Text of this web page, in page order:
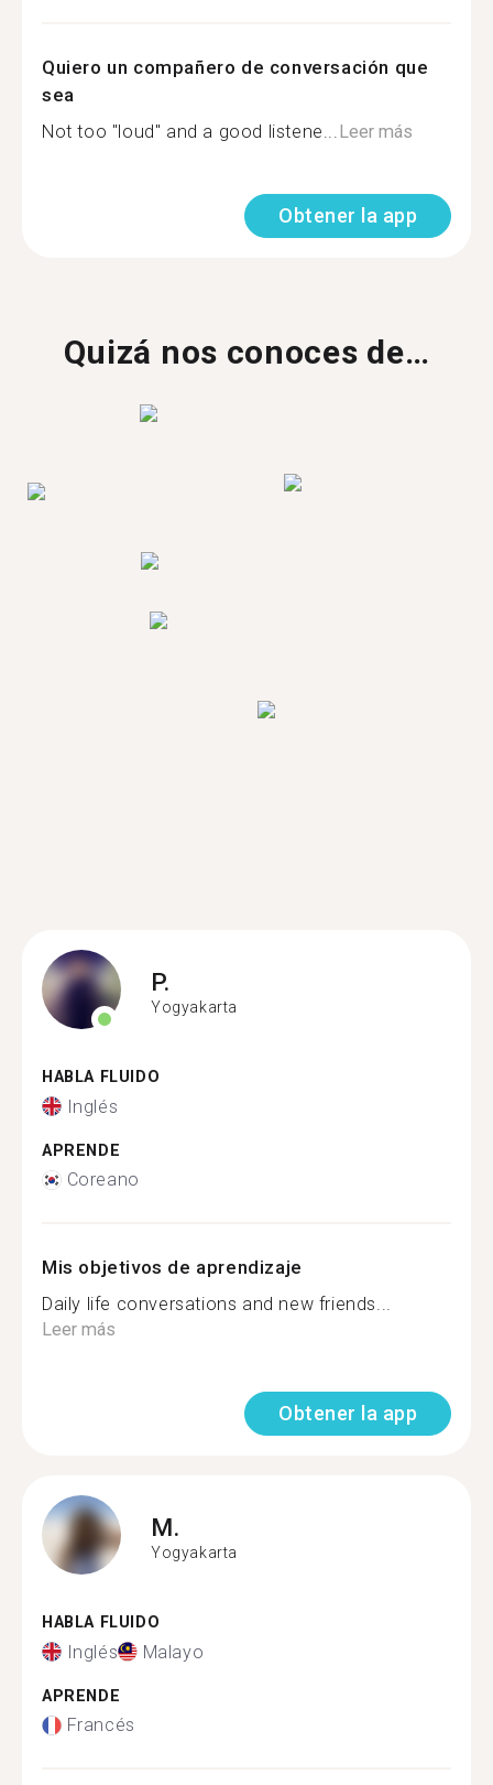
Quiero un compañero de conversación que
sea
Not too "loud" and a good listene...Leer más
Obtener la app
Quizá nos conoces de…
P.
Yogyakarta
HABLA FLUIDO
Inglés
APRENDE
Coreano
Mis objetivos de aprendizaje
Daily life conversations and new friends...
Leer más
Obtener la app
M.
Yogyakarta
HABLA FLUIDO
Inglés Malayo
APRENDE
Francés